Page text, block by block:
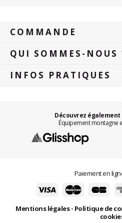
COMMANDE
QUI SOMMES-NOUS
INFOS PRATIQUES
Découvrez
Équipement montagne
Paiement en
Mentions légales- Politique de